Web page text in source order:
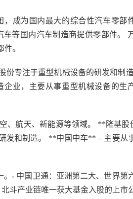
，成为国内最大的综合性汽车零部
车等国内汽车制造商提供零部件。
。
份专注于重型机械设备的研发和制
企业，主要从事重型机械设备的生
、航天、新能源等领域。 **隆基股
发和制造。 **中国中车** – 主要从
- 中国卫通：亚洲第二大、世界第
斗产业链唯一获大基金入股的上市